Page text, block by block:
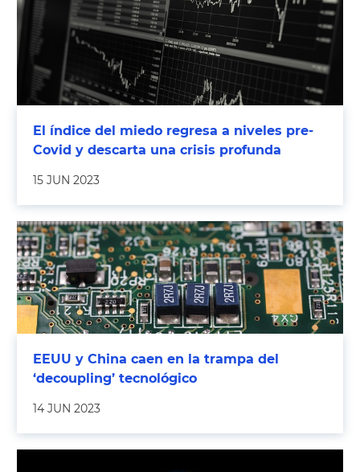
El índice del miedo regresa a niveles pre-
Covid y descarta una crisis profunda
15 JUN 2023
EEUU y China caen en la trampa del
‘decoupling’ tecnológico
14 JUN 2023